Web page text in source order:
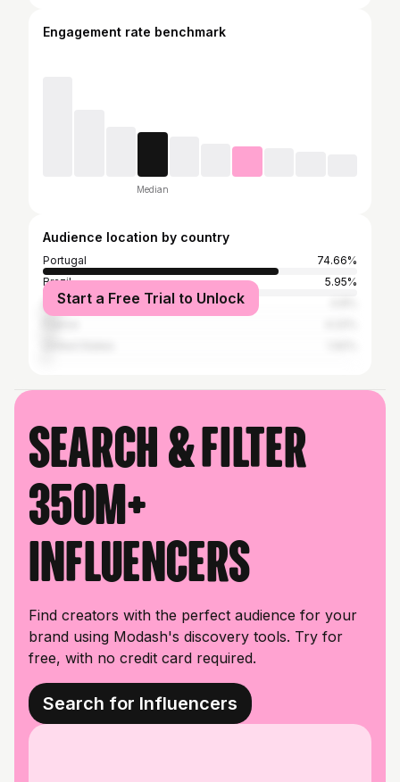
Engagement rate benchmark
Median
Audience location by country
Portugal
74.66%
Brazil
5.95%
Spain
Start a Free Trial to Unlock
Search & filter
350M+
influencers
Find creators with the perfect audience for your
brand using Modash's discovery tools. Try for
free, with no credit card required.
Search for Influencers